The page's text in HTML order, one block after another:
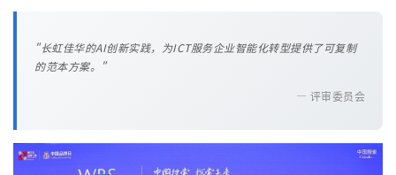
"长虹佳华的AI创新实践，为ICT服务企业智能化转型提供了可复制
的范本方案。"
— 评审委员会